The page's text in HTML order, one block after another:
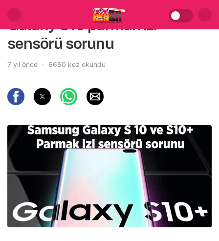
Galaxy S10 parmak izi
sensörü sorunu
7 yıl önce 6660 kez okundu